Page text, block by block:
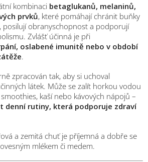
kombinaci betaglukanů, melaninů,
prvků, které pomáhají chránit buňky
posilují obranyschopnost a podporují
Zvlášť účinná je při
oslabené imunitě nebo v období
.
zpracován tak, aby si uchoval
látek. Může se zalít horkou vodou
kaší nebo kávových nápojů –
denní rutiny, která podporuje zdraví
a zemitá chuť je příjemná a dobře se
mlékem či medem.